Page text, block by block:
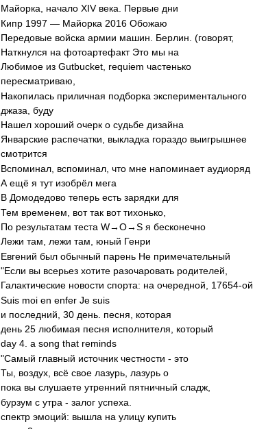
Майорка, начало XIV века. Первые дни
Кипр 1997 — Майорка 2016 Обожаю
Передовые войска армии машин. Берлин. (говорят,
Наткнулся на фотоартефакт Это мы на
Любимое из Gutbucket, requiem частенько
пересматриваю,
Накопилась приличная подборка экспериментального
джаза, буду
Нашел хороший очерк о судьбе дизайна
Январские распечатки, выкладка гораздо выигрышнее
смотрится
Вспоминал, вспоминал, что мне напоминает аудиоряд
А ещё я тут изобрёл мега
В Домодедово теперь есть зарядки для
Тем временем, вот так вот тихонько,
По результатам теста W→O→S я бесконечно
Лежи там, лежи там, юный Генри
Евгений был обычный парень Не примечательный
"Если вы всерьез хотите разочаровать родителей,
Галактические новости спорта: на очередной, 17654-ой
Suis moi en enfer Je suis
и последний, 30 день. песня, которая
день 25 любимая песня исполнителя, который
day 4. a song that reminds
"Самый главный источник честности - это
Ты, воздух, всё свое лазурь, лазурь о
пока вы слушаете утренний пятничный сладж,
бурзум с утра - залог успеха.
спектр эмоций: вышла на улицу купить